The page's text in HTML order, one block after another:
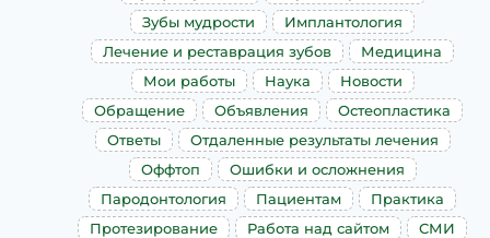
Зубы мудрости
Имплантология
Лечение и реставрация зубов
Медицина
Мои работы
Наука
Новости
Обращение
Объявления
Остеопластика
Ответы
Отдаленные результаты лечения
Оффтоп
Ошибки и осложнения
Пародонтология
Пациентам
Практика
Протезирование
Работа над сайтом
СМИ